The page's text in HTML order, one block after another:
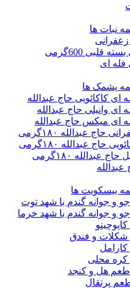
نبات ها
قلبی 600گرمی
فله ای
پشمک ها
ای کاکائویی حاج عبدالله
ای وانیلی حاج عبدالله
ای میکس حاج عبدالله
حاج عبدالله ۱۸۰گرمی
حاج عبدالله ۱۸۰گرمی
عبدالله ۱۸۰گرمی
بیسکویت ها
و جوانه گندم با شهد توت
و جوانه گندم با شهد خرما
و فندق
محلی
طعم هل و کنجد
پرتقال